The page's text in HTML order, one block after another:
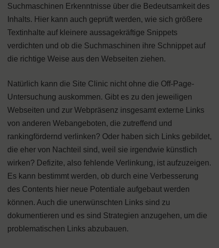
Suchmaschinen Erkenntnisse über die Bedeutsamkeit des
Inhalts. Hier kann auch geprüft werden, wie sich größere
Textinhalte auf kleinere aussagekräftige Snippets
verdichten und ob die Suchmaschinen ihre Schnippet auf
die richtige Weise aus den Webseiten ziehen.
Natürlich kann die Site Clinic nicht ohne die Off-Page-
Untersuchung auskommen. Gibt es zu den jeweiligen
Webseiten und zur Webpräsenz insgesamt externe Links
von anderen Webangeboten, die zutreffend und
rankingfördernd verlinken? Oder haben sich Links gebildet,
die eher von Nachteil sind, weil sie irgendwie künstlich
wirken? Defizite, also fehlende Verlinkung, ist aufzuzeigen.
Es kann bestimmt werden, ob durch eine Verbesserung
des Contents hier neue Potentiale aufgebaut werden
können. Auch die unerwünschten Links sind zu
dokumentieren und es sind Strategien anzugehen, um die
problematischen Links abzubauen.